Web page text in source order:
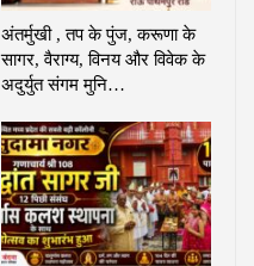
अंतर्मुखी , तप के पुंज, करूणा के
सागर, वैराग्य, विनय और विवेक के
अदुर्युत संगम मुनि…